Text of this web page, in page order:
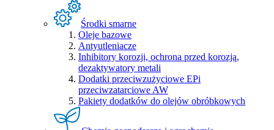
Środki smarne
Oleje bazowe
Antyutleniacze
Inhibitory korozji, ochrona przed korozją,
dezaktywatory metali
Dodatki przeciwzużyciowe EPi
przeciwzatarciowe AW
Pakiety dodatków do olejów obróbkowych